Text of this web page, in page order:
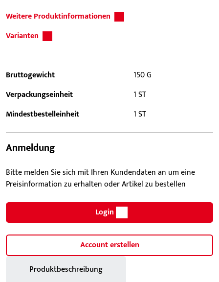
Weitere Produktinformationen
Varianten
Bruttogewicht
150 G
Verpackungseinheit
1 ST
Mindestbestelleinheit
1 ST
Anmeldung
Bitte melden Sie sich mit Ihren Kundendaten an um eine
Preisinformation zu erhalten oder Artikel zu bestellen
Login
Account erstellen
Produktbeschreibung